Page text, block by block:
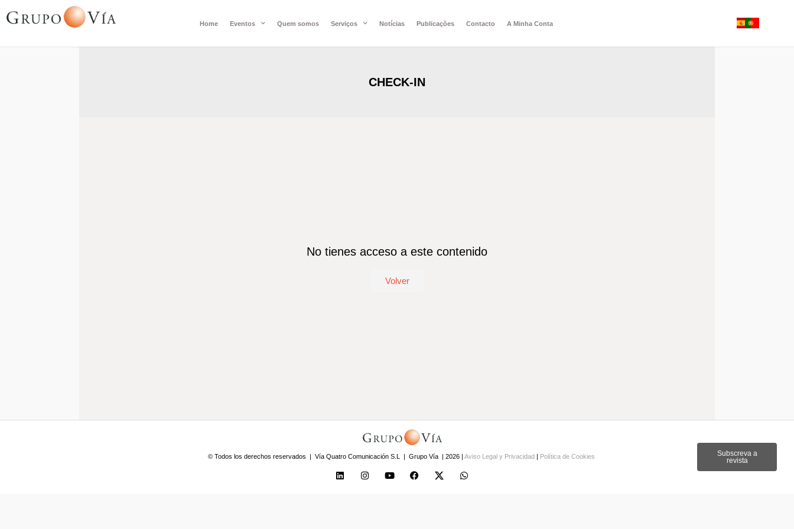
Home Eventos Quem somos Serviços Notícias Publicações Contacto A Minha Conta
CHECK-IN
No tienes acceso a este contenido
Volver
© Todos los derechos reservados | Vía Quatro Comunicación S.L | Grupo Vía | 2026 | Aviso Legal y Privacidad Política de Cookies
Subscreva a
revista